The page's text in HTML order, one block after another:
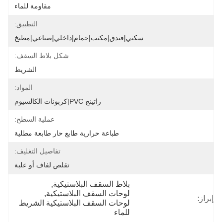
مقاومة للماء
التطبيق:
سكني|فندق|مكتب|حمام|داخلي|صناعي|مطبخ
شكل بلاط السقف:
الشريط
المواد:
راتينج PVC|كربونات الكالسيوم
عملية السطح:
طباعة حرارية طابع حار طابعة مطلية
تفاصيل التغليف:
تقلص لفاف أو علبة
إبراز:
بلاط السقف البلاستيكية,
لوحات السقف البلاستيكية,
لوحات السقف البلاستيكية الشريط
للماء